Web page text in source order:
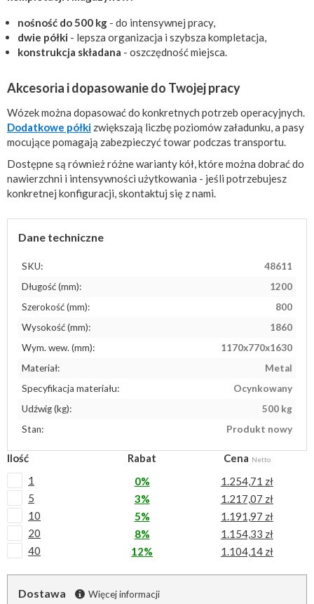
nośność do 500 kg - do intensywnej pracy,
dwie półki - lepsza organizacja i szybsza kompletacja,
konstrukcja składana - oszczędność miejsca.
Akcesoria i dopasowanie do Twojej pracy
Wózek można dopasować do konkretnych potrzeb operacyjnych.
Dodatkowe półki zwiększają liczbę poziomów załadunku, a pasy
mocujące pomagają zabezpieczyć towar podczas transportu.
Dostępne są również różne warianty kół, które można dobrać do
nawierzchni i intensywności użytkowania - jeśli potrzebujesz
konkretnej konfiguracji, skontaktuj się z nami.
Dane techniczne
SKU:
48611
Długość (mm):
1200
Szerokość (mm):
800
Wysokość (mm):
1860
Wym. wew. (mm):
1170x770x1630
Materiał:
Metal
Specyfikacja materiału:
Ocynkowany
Udźwig (kg):
500 kg
Stan:
Produkt nowy
Ilość Rabat Cena Netto
1 0%
1.254,71 zł
5
3%
1.217,07 zł
10
5%
1.191,97 zł
20
8%
1.154,33 zł
40
12% 1.104,14 zł
Dostawa Więcej informacji